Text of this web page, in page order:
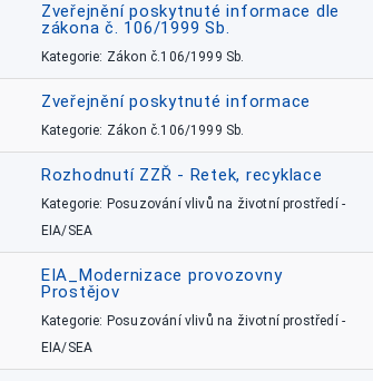
Zveřejnění poskytnuté informace dle
zákona č. 106/1999 Sb.
Kategorie: Zákon č.106/1999 Sb.
Zveřejnění poskytnuté informace
Kategorie: Zákon č.106/1999 Sb.
Rozhodnutí ZZŘ - Retek, recyklace
Kategorie: Posuzování vlivů na životní prostředí -
EIA/SEA
EIA_Modernizace provozovny
Prostějov
Kategorie: Posuzování vlivů na životní prostředí -
EIA/SEA